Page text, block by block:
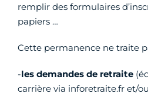
remplir des formulaires
papiers …
Cette permanence ne traite
-les demandes de retraite
carrière via inforetraite.fr et/